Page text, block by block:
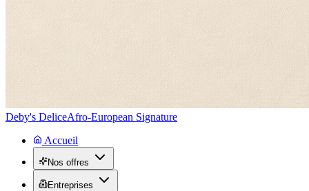
Deby's DeliceAfro-European Signature
Accueil
Nos offres
Entreprises